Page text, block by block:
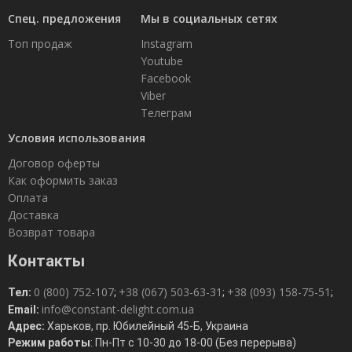
Доставка
Оплата
Спец. предложения
Топ продаж
Мы в социальных сетях
Instagram
Youtube
Facebook
Viber
Телеграм
Условия использования
Договор оферты
Как оформить заказ
Оплата
Доставка
Возврат товара
Контакты
Тел: 0 (800) 752-107; +38 (067) 503-63-31; +38 (093) 158-75-51;
Email: info@constant-delight.com.ua
Адрес: Харьков, пр. Юбилейный 45-Б, Украина
Режим работы: Пн-Пт с 10-30 до 18-00 (Без перерыва)